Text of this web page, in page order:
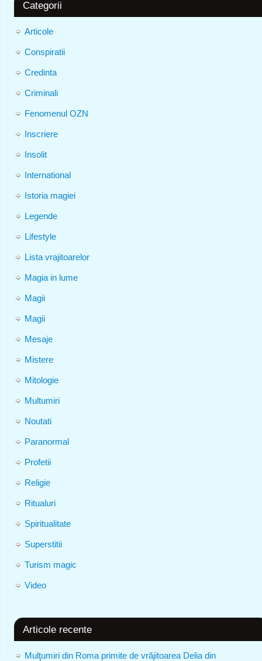
Categorii
Articole
Conspiratii
Credinta
Criminali
Fenomenul OZN
Inscriere
Insolit
International
Istoria magiei
Legende
Lifestyle
Lista vrajitoarelor
Magia in lume
Magii
Magii
Mesaje
Mistere
Mitologie
Multumiri
Noutati
Paranormal
Profetii
Religie
Ritualuri
Spiritualitate
Superstitii
Turism magic
Video
Articole recente
Mulţumiri din Roma primite de vrăjitoarea Delia din